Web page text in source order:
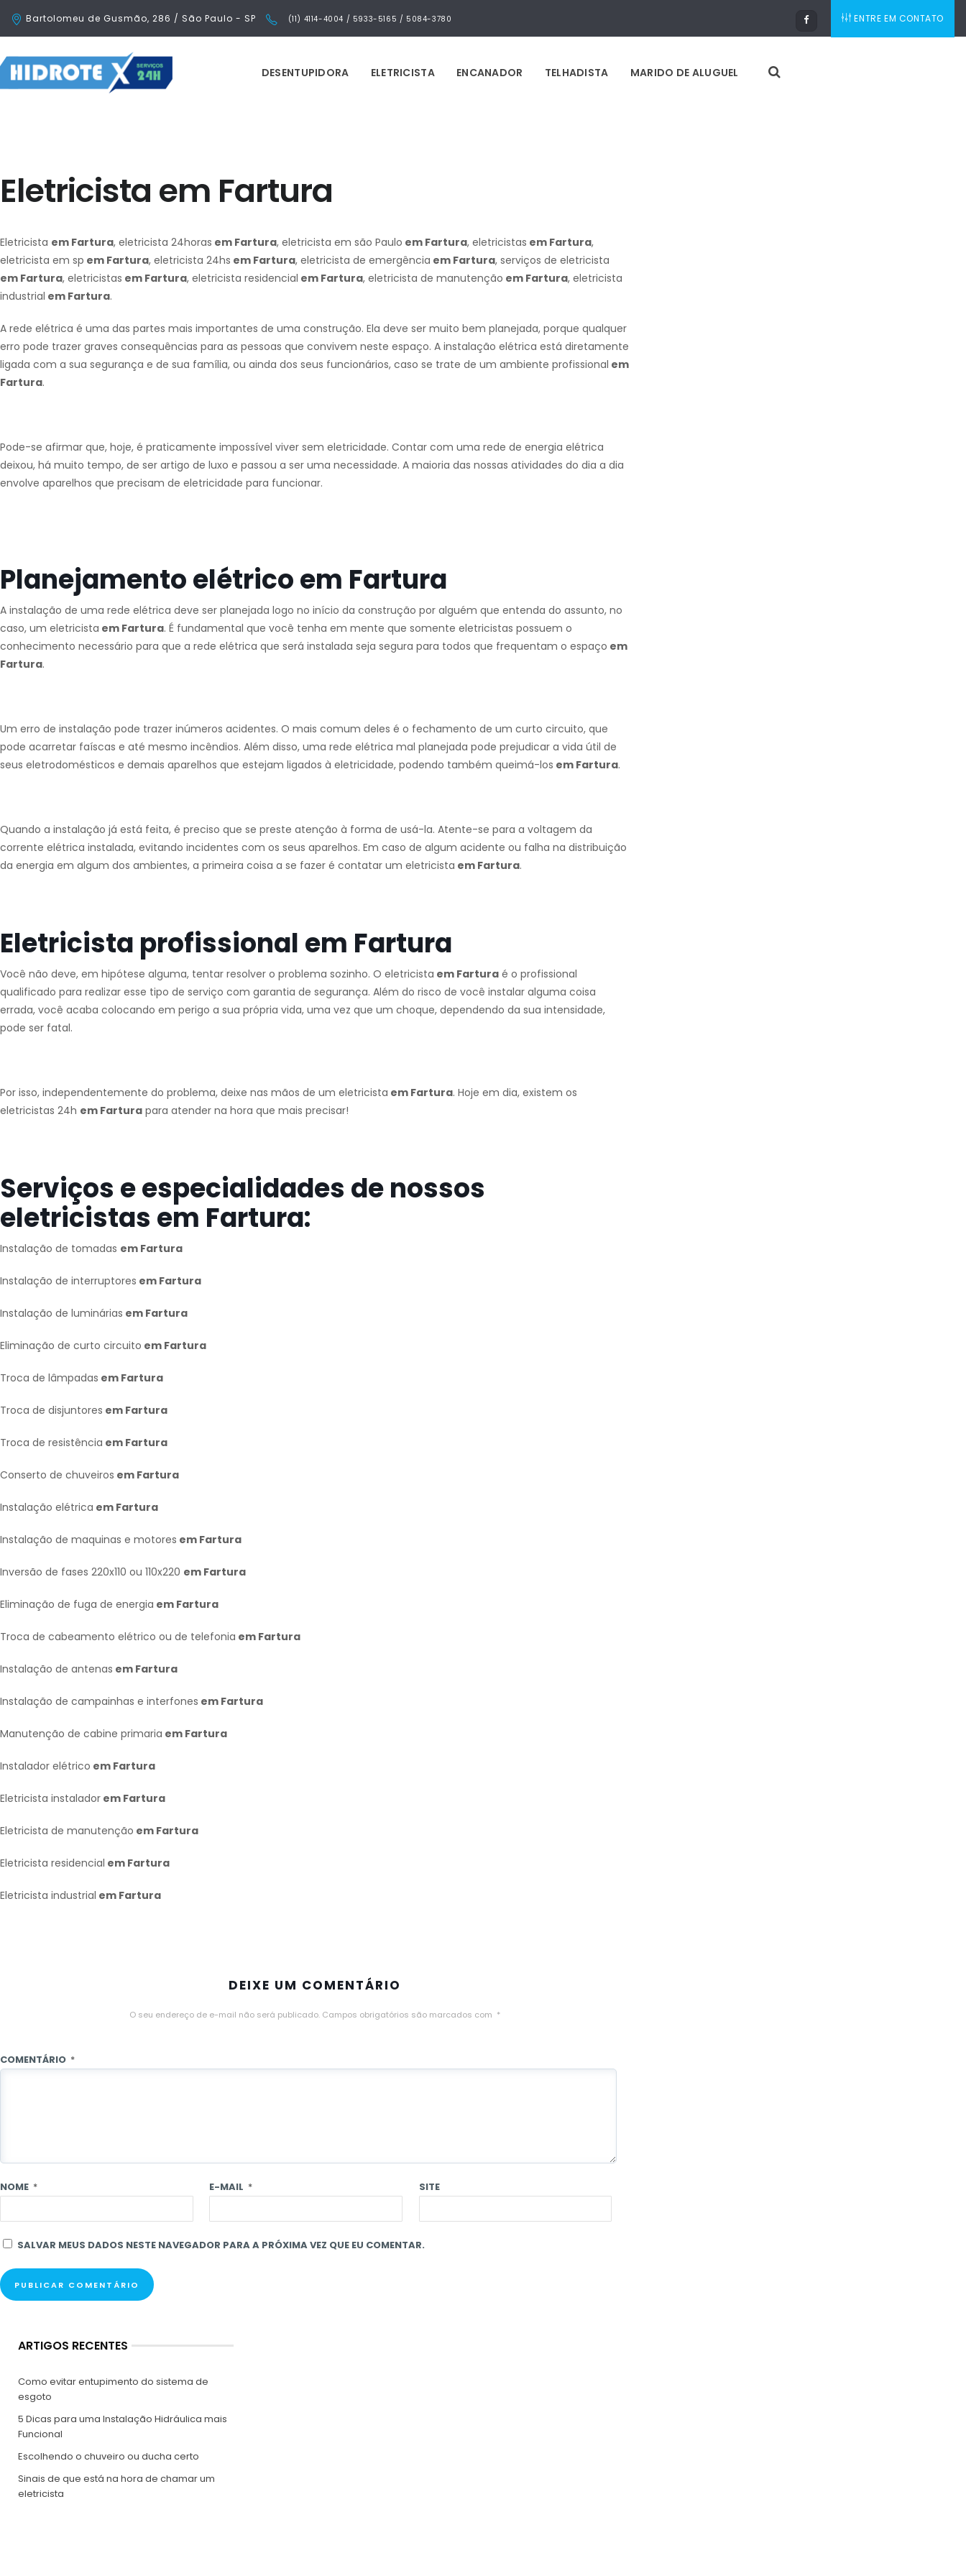
Bartolomeu de Gusmão, 286 / São Paulo - SP (11) 4114-4004 / 5933-5165 / 5084-3780 ENTRE EM CONTATO
DESENTUPIDORA ELETRICISTA ENCANADOR TELHADISTA MARIDO DE ALUGUEL
Eletricista em Fartura
Eletricista em Fartura, eletricista 24horas em Fartura, eletricista em são Paulo em Fartura, eletricistas em Fartura,
eletricista em sp em Fartura, eletricista 24hs em Fartura, eletricista de emergência em Fartura, serviços de eletricista
em Fartura, eletricistas em Fartura, eletricista residencial em Fartura, eletricista de manutenção em Fartura, eletricista
industrial em Fartura.
A rede elétrica é uma das partes mais importantes de uma construção. Ela deve ser muito bem planejada, porque qualquer
erro pode trazer graves consequências para as pessoas que convivem neste espaço. A instalação elétrica está diretamente
ligada com a sua segurança e de sua família, ou ainda dos seus funcionários, caso se trate de um ambiente profissional em
Fartura.
Pode-se afirmar que, hoje, é praticamente impossível viver sem eletricidade. Contar com uma rede de energia elétrica
deixou, há muito tempo, de ser artigo de luxo e passou a ser uma necessidade. A maioria das nossas atividades do dia a dia
envolve aparelhos que precisam de eletricidade para funcionar.
Planejamento elétrico em Fartura
A instalação de uma rede elétrica deve ser planejada logo no início da construção por alguém que entenda do assunto, no
caso, um eletricista em Fartura. É fundamental que você tenha em mente que somente eletricistas possuem o
conhecimento necessário para que a rede elétrica que será instalada seja segura para todos que frequentam o espaço em
Fartura.
Um erro de instalação pode trazer inúmeros acidentes. O mais comum deles é o fechamento de um curto circuito, que
pode acarretar faíscas e até mesmo incêndios. Além disso, uma rede elétrica mal planejada pode prejudicar a vida útil de
seus eletrodomésticos e demais aparelhos que estejam ligados à eletricidade, podendo também queimá-los em Fartura.
Quando a instalação já está feita, é preciso que se preste atenção à forma de usá-la. Atente-se para a voltagem da
corrente elétrica instalada, evitando incidentes com os seus aparelhos. Em caso de algum acidente ou falha na distribuição
da energia em algum dos ambientes, a primeira coisa a se fazer é contatar um eletricista em Fartura.
Eletricista profissional em Fartura
Você não deve, em hipótese alguma, tentar resolver o problema sozinho. O eletricista em Fartura é o profissional
qualificado para realizar esse tipo de serviço com garantia de segurança. Além do risco de você instalar alguma coisa
errada, você acaba colocando em perigo a sua própria vida, uma vez que um choque, dependendo da sua intensidade,
pode ser fatal.
Por isso, independentemente do problema, deixe nas mãos de um eletricista em Fartura. Hoje em dia, existem os
eletricistas 24h em Fartura para atender na hora que mais precisar!
Serviços e especialidades de nossos
eletricistas em Fartura:
Instalação de tomadas em Fartura
Instalação de interruptores em Fartura
Instalação de luminárias em Fartura
Eliminação de curto circuito em Fartura
Troca de lâmpadas em Fartura
Troca de disjuntores em Fartura
Troca de resistência em Fartura
Conserto de chuveiros em Fartura
Instalação elétrica em Fartura
Instalação de maquinas e motores em Fartura
Inversão de fases 220x110 ou 110x220 em Fartura
Eliminação de fuga de energia em Fartura
Troca de cabeamento elétrico ou de telefonia em Fartura
Instalação de antenas em Fartura
Instalação de campainhas e interfones em Fartura
Manutenção de cabine primaria em Fartura
Instalador elétrico em Fartura
Eletricista instalador em Fartura
Eletricista de manutenção em Fartura
Eletricista residencial em Fartura
Eletricista industrial em Fartura
DEIXE UM COMENTÁRIO
O seu endereço de e-mail não será publicado. Campos obrigatórios são marcados com *
COMENTÁRIO *
NOME * E-MAIL * SITE
SALVAR MEUS DADOS NESTE NAVEGADOR PARA A PRÓXIMA VEZ QUE EU COMENTAR.
ARTIGOS RECENTES
Como evitar entupimento do sistema de
esgoto
5 Dicas para uma Instalação Hidráulica mais
Funcional
Escolhendo o chuveiro ou ducha certo
Sinais de que está na hora de chamar um
eletricista